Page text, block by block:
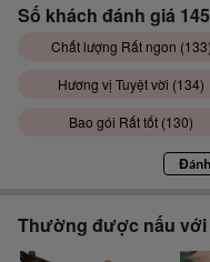
Số khách đánh giá 145
Chất lượng Rất ngon (133)
Hương vị Tuyệt vời (134)
Bao gói Rất tốt (130)
Thường được nấu với